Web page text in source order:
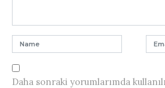
Daha sonraki yorumlarımda